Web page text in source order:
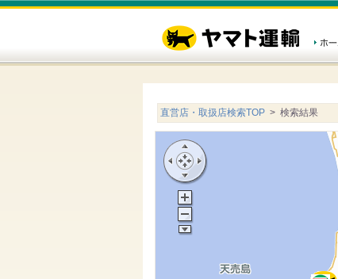
直営店・取扱店検索TOP > 検索結果